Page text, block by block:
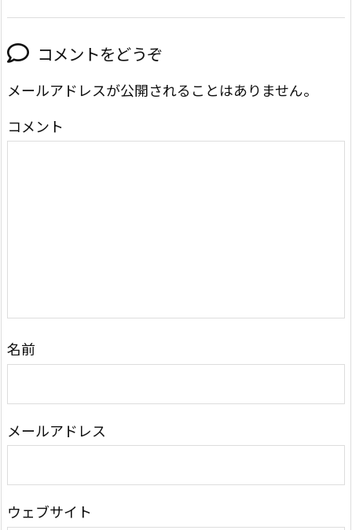
コメントをどうぞ
メールアドレスが公開されることはありません。
コメント
名前
メールアドレス
ウェブサイト